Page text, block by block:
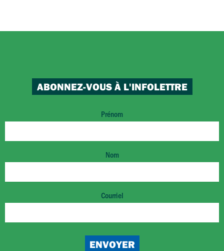
ABONNEZ-VOUS À L'INFOLETTRE
Prénom
Nom
Courriel